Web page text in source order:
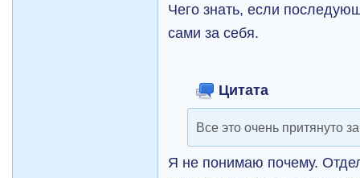
Чего знать, если
сами за себя.
Цитата
Все это очень притянуто
Я не понимаю почему.